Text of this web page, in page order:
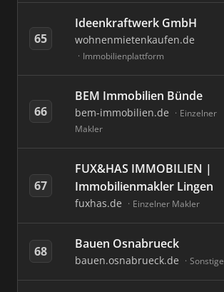
65
Ideenkraftwerk GmbH
wohnenmietenkaufen.de
Immobilienplattform
66
BEM Immobilien Bünde
bem-immobilien.de
Einzelner
Makler
67
FUX&HAS IMMOBILIEN |
Immobilienmakler Lingen
fuxhas.de Einzelner Makler
68 Bauen Osnabrueck
bauen.osnabrueck.de Sonstige